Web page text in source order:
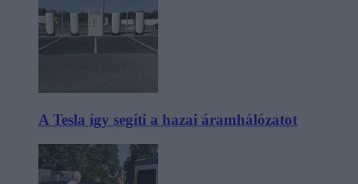
A Tesla így segíti a hazai áramhálózatot